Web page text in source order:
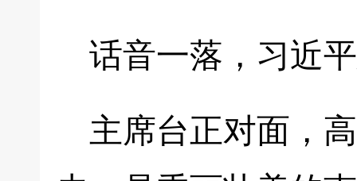
话音一落，习近
主席台正对面，